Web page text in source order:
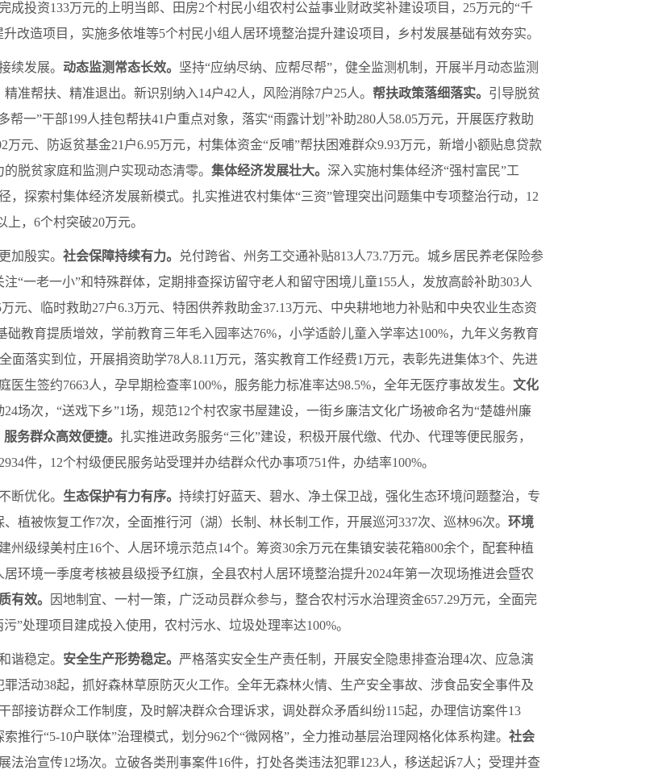
完成投资133万元的上明当郎、田房2个村民小组农村公益事业财政奖补建设项目，25万元的“千
改造项目，实施多依堆等5个村民小组人居环境整治提升建设项目，乡村发展基础有效夯实。
续发展。 动态监测常态长效。 坚持“应纳尽纳、应帮尽帮”，健全监测机制，开展半月动态监测
准帮扶、精准退出。新识别纳入14户42人，风险消除7户25人。 帮扶政策落细落实。 引导脱贫
一”干部199人挂包帮扶41户重点对象，落实“雨露计划”补助280人58.05万元，开展医疗救助
元、防返贫基金21户6.95万元，村集体资金“反哺”帮扶困难群众9.93万元，新增小额贴息贷款
脱贫家庭和监测户实现动态清零。 集体经济发展壮大。 深入实施村集体经济“强村富民”工
探索村集体经济发展新模式。扎实推进农村集体“三资”管理突出问题集中专项整治行动，12
，6个村突破20万元。
加殷实。 社会保障持续有力。
兑付跨省、州务工交通补贴813人73.7万元。城乡居民养老保险参
“一老一小”和特殊群体，定期排查探访留守老人和留守困境儿童155人，发放高龄补助303人
元、临时救助27户6.3万元、特困供养救助金37.13万元、中央耕地地力补贴和中央农业生态资
础教育提质增效，学前教育三年毛入园率达76%，小学适龄儿童入学率达100%，九年义务教育
面落实到位，开展捐资助学78人8.11万元，落实教育工作经费1万元，表彰先进集体3个、先进
医生签约7663人，孕早期检查率100%，服务能力标准率达98.5%，全年无医疗事故发生。 文化
场次，“送戏下乡”1场，规范12个村农家书屋建设，一街乡廉洁文化广场被命名为“楚雄州廉
服务群众高效便捷。 扎实推进政务服务“三化”建设，积极开展代缴、代办、代理等便民服务，
件，12个村级便民服务站受理并办结群众代办事项751件，办结率100%。
断优化。 生态保护有力有序。 持续打好蓝天、碧水、净土保卫战，强化生态环境问题整治，专
植被恢复工作7次，全面推行河（湖）长制、林长制工作，开展巡河337次、巡林96次。 环境
州级绿美村庄16个、人居环境示范点14个。筹资30余万元在集镇安装花箱800余个，配套种植
环境一季度考核被县级授予红旗，全县农村人居环境整治提升2024年第一次现场推进会暨农
有效。
因地制宜、一村一策，广泛动员群众参与，整合农村污水治理资金657.29万元，全面完
”处理项目建成投入使用，农村污水、垃圾处理率达100%。
谐稳定。 安全生产形势稳定。 严格落实安全生产责任制，开展安全隐患排查治理4次、应急演
活动38起，抓好森林草原防灭火工作。全年无森林火情、生产安全事故、涉食品安全事件及
部接访群众工作制度，及时解决群众合理诉求，调处群众矛盾纠纷115起，办理信访案件13
推行“5-10户联体”治理模式，划分962个“微网格”，全力推动基层治理网格化体系构建。 社会
法治宣传12场次。立破各类刑事案件16件，打处各类违法犯罪123人，移送起诉7人；受理并查